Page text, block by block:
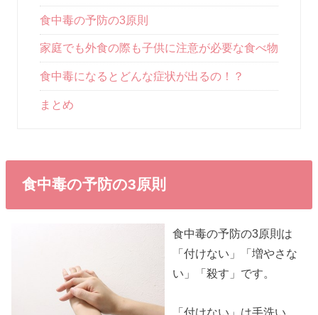
食中毒の予防の3原則
家庭でも外食の際も子供に注意が必要な食べ物
食中毒になるとどんな症状が出るの！？
まとめ
食中毒の予防の3原則
食中毒の予防の3原則は
「付けない」「増やさな
い」「殺す」です。
「付けない」は手洗い